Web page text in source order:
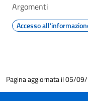
Argomenti
Accesso
Pagina aggiornata il 05/